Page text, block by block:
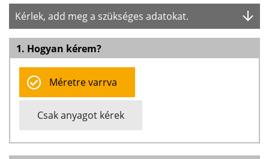
Kérlek, add meg a szükséges adatokat.
1. Hogyan kérem?
Méretre varrva
Csak anyagot kérek